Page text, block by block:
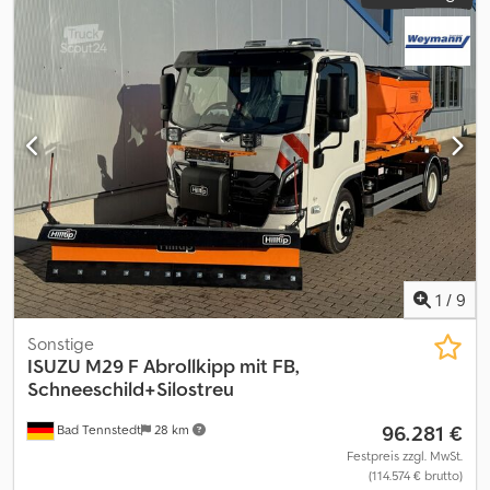
Arbeitsscheinwerfer 1 St. Zusatzscheinwerfer Rahmen der
hinteren Lampenabdeckung Bei uns gibt es keine versteckten
Zahlungen: - Überführungskosten 0, - Dokumente 0, - erste
Inspektion 0,- Finanzierung oder Leasing WEITERE
INFORMATIONEN: Premium Kfz Outlet GmbH Fichtenhöhe 3 02829
Schöpstal OT Ebersbach Deutschland Wir stehen zu Ihrer
Verfügung: ONLINE VERKAUF wir sprechen deutsch we speak
English говорим по русски mówimy po polsku
Euro6
235/75 R17.5
Gesamtlänge:
, Gesamtbreite:2.320 mm
, Gesamthöhe:
3.330 mm
, Ausstattung:ABS, Klimaanlage, Standheizung,
Traktionskontrolle, Überlandbus - Isuzu Turquoise Technische
Daten: - Erstzulassung: 2018 - km: 228.353 - Sitzplätze: 40 - Euro:
Euro 6 - Kraftstoff: Diesel - Getriebe: Schaltgetriebe - Leistung:
140 kW (190 CV/HP) - Länge: 7.72 m - Achsen: 2 - Motor: Isuzu
Ausstattung: - Klimaanlage - ABS - ASR - Retarder -
Sicherheitsgurte - Gardinen - CD-Player - Standheizung
Dcodszrruhopfx Abxjk Verkauft von Fleequid, dem europäischen
Marktplatz für gebrauchte Busse.
1 / 9
Bad Tennstedt 28 km
Sonstige
ISUZU M29 F Abrollkipp mit FB,
Schneeschild+Silostreu
96.281 €
Festpreis zzgl. MwSt.
(114.574 € brutto)